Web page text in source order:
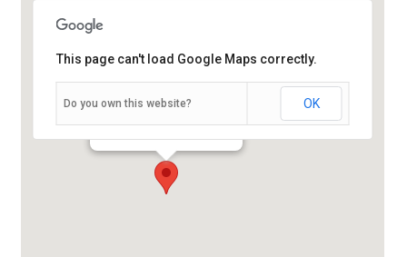
Veranstaltungen
This page can't load Google Maps correctly.
Do you own this website? OK